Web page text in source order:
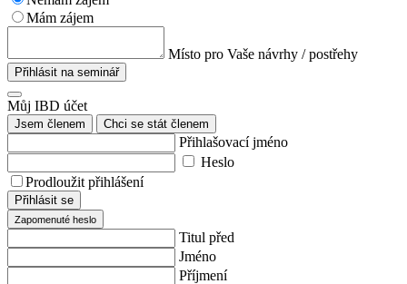
Mám zájem
Místo pro Vaše návrhy / postřehy
Přihlásit na seminář
Můj IBD účet
Jsem členem Chci se stát členem
Přihlašovací jméno
Heslo
Prodloužit přihlášení
Přihlásit se
Zapomenuté heslo
Titul před
Jméno
Příjmení